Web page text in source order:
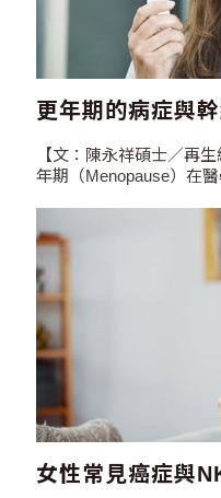
更年期的病症與
【文：陳永祥碩士／再生
年期（Menopause）在
法自然懷孕。女性更年
女性常見癌症與